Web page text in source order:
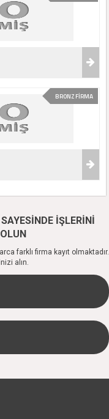
BRONZ FİRMA
İŞLERİNİ
farklı firma kayıt olmaktadır.
alın.